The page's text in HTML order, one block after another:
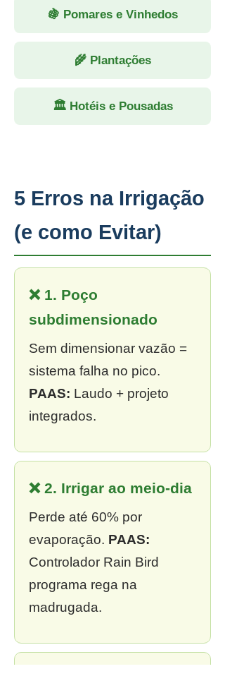
🍇 Pomares e Vinhedos
🌾 Plantações
🏛 Hotéis e Pousadas
5 Erros na Irrigação
(e como Evitar)
❌ 1. Poço
subdimensionado
Sem dimensionar vazão =
sistema falha no pico.
PAAS: Laudo + projeto
integrados.
❌ 2. Irrigar ao meio-dia
Perde até 60% por
evaporação. PAAS:
Controlador Rain Bird
programa rega na
madrugada.